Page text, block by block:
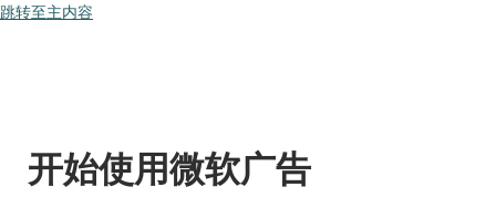
跳转至主内容
开始使用微软广告